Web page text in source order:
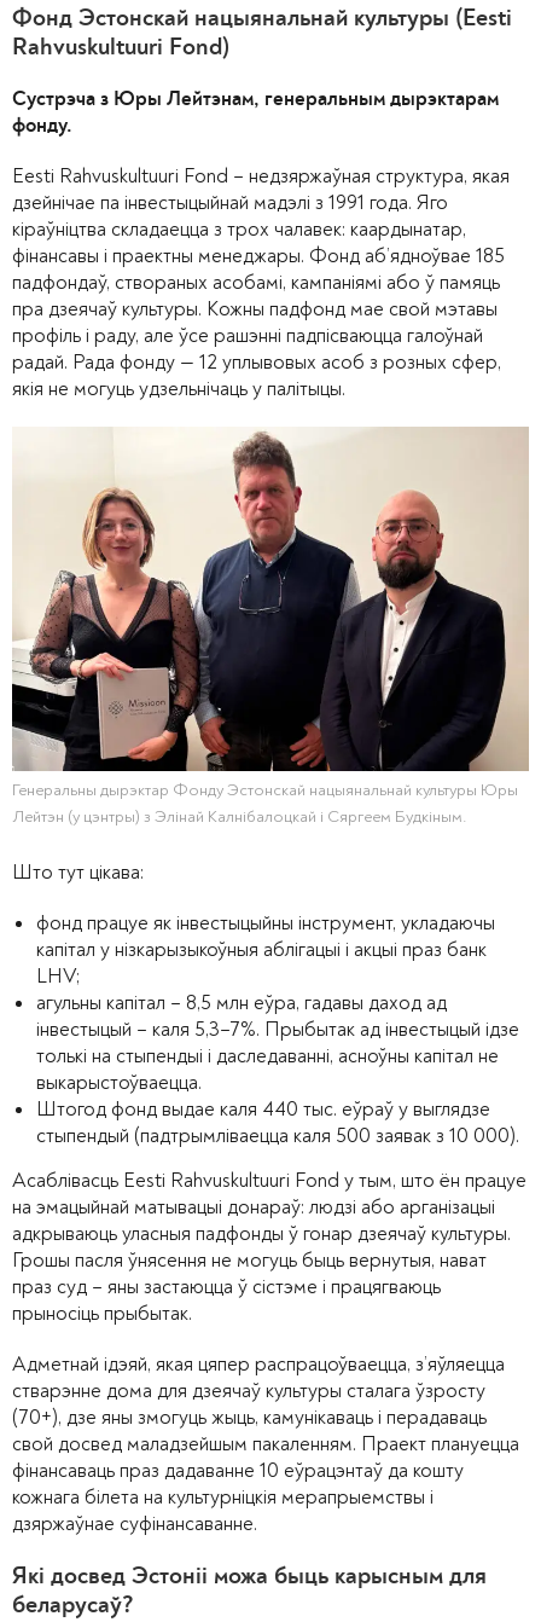
Фонд Эстонскай нацыянальнай культуры (Eesti
Rahvuskultuuri Fond)
Сустрэча з Юры Лейтэнам, генеральным дырэктарам
фонду.
Eesti Rahvuskultuuri Fond – недзяржаўная структура, якая
дзейнічае па інвестыцыйнай мадэлі з 1991 года. Яго
кіраўніцтва складаецца з трох чалавек: каардынатар,
фінансавы і праектны менеджары. Фонд аб’ядноўвае 185
падфондаў, створаных асобамі, кампаніямі або ў памяць
пра дзеячаў культуры. Кожны падфонд мае свой мэтавы
профіль і раду, але ўсе рашэнні падпісваюцца галоўнай
радай. Рада фонду — 12 уплывовых асоб з розных сфер,
якія не могуць удзельнічаць у палітыцы.
Генеральны дырэктар Фонду Эстонскай нацыянальнай культуры Юры
Лейтэн (у цэнтры) з Элінай Калнібалоцкай і Сяргеем Будкіным.
Што тут цікава:
фонд працуе як інвестыцыйны інструмент, укладаючы
капітал у нізкарызыкоўныя аблігацыі і акцыі праз банк
LHV;
агульны капітал – 8,5 млн еўра, гадавы даход ад
інвестыцый – каля 5,3–7%. Прыбытак ад інвестыцый ідзе
толькі на стыпендыі і даследаванні, асноўны капітал не
выкарыстоўваецца.
Штогод фонд выдае каля 440 тыс. еўраў у выглядзе
стыпендый (падтрымліваецца каля 500 заявак з 10 000).
Асаблівасць Eesti Rahvuskultuuri Fond у тым, што ён працуе
на эмацыйнай матывацыі донараў: людзі або арганізацыі
адкрываюць уласныя падфонды ў гонар дзеячаў культуры.
Грошы пасля ўнясення не могуць быць вернутыя, нават
праз суд – яны застаюцца ў сістэме і працягваюць
прыносіць прыбытак.
Адметнай ідэяй, якая цяпер распрацоўваецца, з’яўляецца
стварэнне дома для дзеячаў культуры сталага ўзросту
(70+), дзе яны змогуць жыць, камунікаваць і перадаваць
свой досвед маладзейшым пакаленням. Праект плануецца
фінансаваць праз дадаванне 10 еўрацэнтаў да кошту
кожнага білета на культурніцкія мерапрыемствы і
дзяржаўнае суфінансаванне.
Які досвед Эстоніі можа быць карысным для
беларусаў?